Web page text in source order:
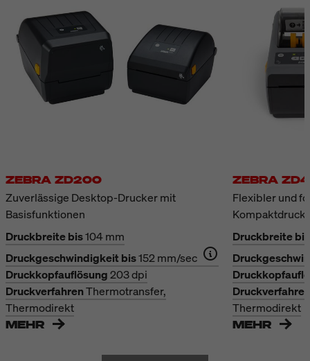
ZEBRA ZD200
Zuverlässige Desktop-Drucker mit
Basisfunktionen
Druckbreite bis104 mm
Druckgeschwindigkeit bis152 mm/sec
Druckkopfauflösung203 dpi
DruckverfahrenThermotransfer,
Thermodirekt
MEHR
ZEBRA
Flexibler und
Druckbreite bis
Druckverfahren
Thermodirekt
MEHR